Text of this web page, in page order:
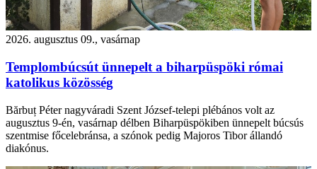
2026. augusztus 09., vasárnap
Templombúcsút ünnepelt a biharpüspöki római
katolikus közösség
Bărbuț Péter nagyváradi Szent József-telepi plébános volt az
augusztus 9-én, vasárnap délben Biharpüspökiben ünnepelt búcsús
szentmise főcelebránsa, a szónok pedig Majoros Tibor állandó
diakónus.